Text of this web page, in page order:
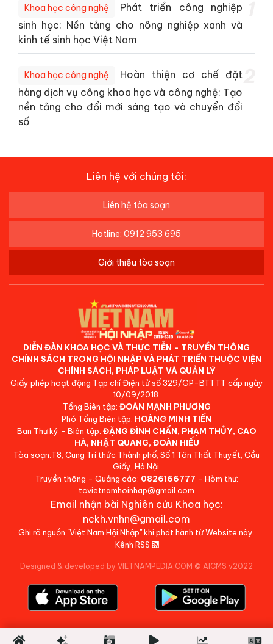
Khoa học công nghệ
Phát triển công nghiệp
sinh học: Nền tảng cho nông nghiệp xanh và
kinh tế sinh học Việt Nam
Khoa học công nghệ
Hoàn thiện cơ chế đặt
hàng dịch vụ công khoa học và công nghệ: Tạo
nền tảng cho đổi mới sáng tạo và chuyển đổi
số
Liên hệ với chúng tôi:
Liên hệ tòa soạn
Hotline: 0912 953 695
Giới thiệu tòa soạn
DIỄN ĐÀN KHOA HỌC VÀ THỰC TIỄN - TRUYỀN THÔNG
CHÍNH SÁCH TRONG HỘI NHẬP VÀ PHÁT TRIỂN THUỘC VIỆN
CHÍNH SÁCH, PHÁP LUẬT VÀ QUẢN LÝ
Giấy phép hoạt động Tạp chí Điện tử số 329/GP-BTTTT cấp ngày
10/09/2018.
Tổng Biên tập: ĐOÀN MẠNH PHƯƠNG
Phó Tổng Biên tập: HOÀNG MINH TIẾN
Ban Thư ký - Biên tập: ĐẶNG ĐÌNH CHẤN, PHẠM THỦY, CAO
HÀ, NHẬT QUANG, ĐOÀN HIẾU
Tòa soạn:T8, Cung Trí thức Thành phố, Số 1 Tôn Thất Thuyết, Cầu
Giấy, Hà Nội.
Truyền thông - Quảng cáo: 0826166777 - Hòm thư:
tcvietnamhoinhap@gmail.com
Email nhận bài Nghiên cứu Khoa học:
nckh.vnhn@gmail.com
Ghi rõ nguồn "Việt Nam Hội Nhập" khi phát hành từ Website này.
Kênh RSS
Designed & developed by VIETNAMPEDIA.COM © AICMS v2022